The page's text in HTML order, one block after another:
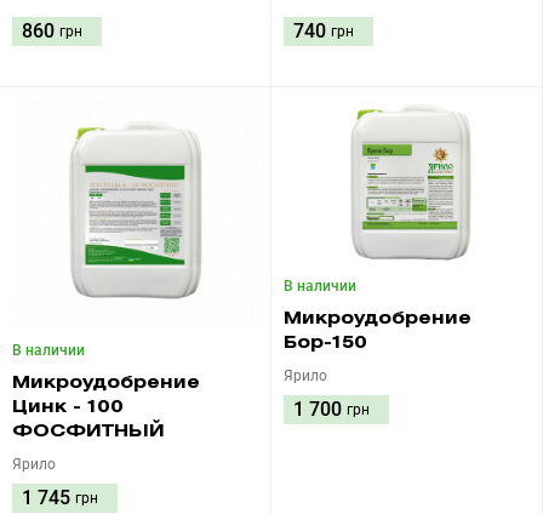
860 грн 740 грн
В наличии
Микроудобрение
Цинк - 100
ФОСФИТНЫЙ
Ярило
1 745 грн
В наличии
Микроудобрение
Бор-150
Ярило
1 700 грн